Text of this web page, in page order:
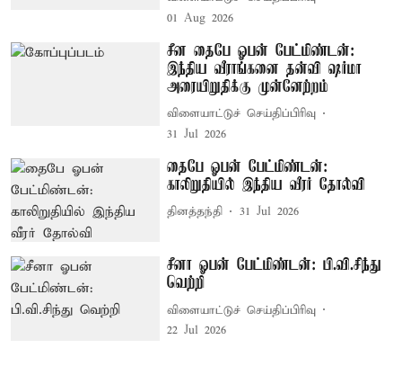
01 Aug 2026
சீன தைபே ஓபன் பேட்மிண்டன்:
இந்திய வீராங்கனை தன்வி ஷர்மா
அரையிறுதிக்கு முன்னேற்றம்
விளையாட்டுச் செய்திப்பிரிவு
31 Jul 2026
தைபே ஓபன் பேட்மிண்டன்:
காலிறுதியில் இந்திய வீரர் தோல்வி
தினத்தந்தி 31 Jul 2026
சீனா ஓபன் பேட்மிண்டன்: பி.வி.சிந்து
வெற்றி
விளையாட்டுச் செய்திப்பிரிவு
22 Jul 2026